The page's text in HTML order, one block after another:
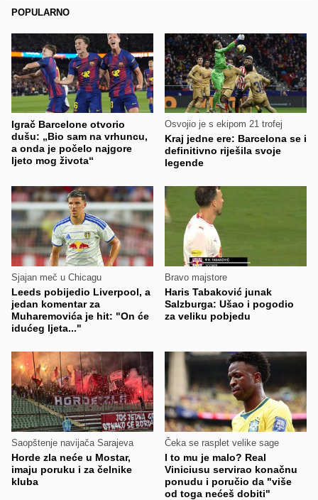
POPULARNO
Igrač Barcelone otvorio
dušu: „Bio sam na vrhuncu,
a onda je počelo najgore
ljeto mog života“
Osvojio je s ekipom 21 trofej
Kraj jedne ere: Barcelona se i
definitivno riješila svoje
legende
Sjajan meč u Chicagu
Leeds pobijedio Liverpool, a
jedan komentar za
Muharemovića je hit: "On će
idućeg ljeta..."
Bravo majstore
Haris Tabaković junak
Salzburga: Ušao i pogodio
za veliku pobjedu
Saopštenje navijača Sarajeva
Horde zla neće u Mostar,
imaju poruku i za čelnike
kluba
Čeka se rasplet velike sage
I to mu je malo? Real
Viniciusu servirao konačnu
ponudu i poručio da "više
od toga nećeš dobiti"